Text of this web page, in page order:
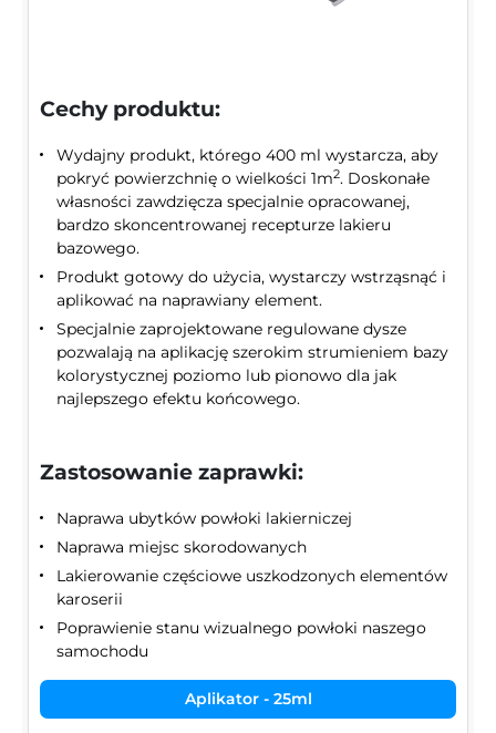
Cechy produktu:
Wydajny produkt, którego 400 ml wystarcza, aby
pokryć powierzchnię o wielkości 1m2. Doskonałe
własności zawdzięcza specjalnie opracowanej,
bardzo skoncentrowanej recepturze lakieru
bazowego.
Produkt gotowy do użycia, wystarczy wstrząsnąć i
aplikować na naprawiany element.
Specjalnie zaprojektowane regulowane dysze
pozwalają na aplikację szerokim strumieniem bazy
kolorystycznej poziomo lub pionowo dla jak
najlepszego efektu końcowego.
Zastosowanie zaprawki:
Naprawa ubytków powłoki lakierniczej
Naprawa miejsc skorodowanych
Lakierowanie częściowe uszkodzonych elementów
karoserii
Poprawienie stanu wizualnego powłoki naszego
samochodu
Aplikator - 25ml